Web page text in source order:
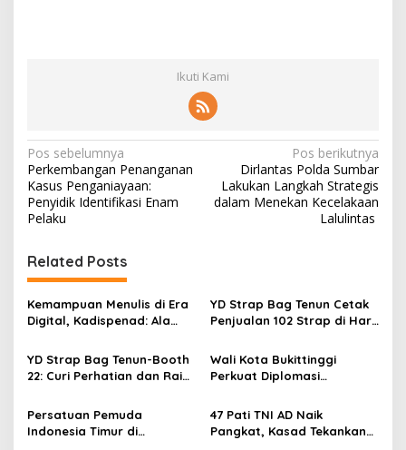
Ikuti Kami
N
a
v
g
a
s
p
o
s
Pos sebelumnya
Perkembangan Penanganan
Kasus Penganiayaan:
Penyidik Identifikasi Enam
Pelaku
Pos berikutnya
Dirlantas Polda Sumbar
Lakukan Langkah Strategis
dalam Menekan Kecelakaan
Lalulintas
Related Posts
Kemampuan Menulis di Era
Digital, Kadispenad: Ala
YD Strap Bag Tenun Cetak
Penjualan 102 Strap di Hari
2026, Bukti Wastra
Nusantara Kian Digemari
YD Strap Bag Tenun-Booth
22: Curi Perhatian dan Raih
Memandang Wastra
dengan Citra Nan Anggun
Wali Kota Bukittinggi
Perkuat Diplomasi
Dubes Belanda dan Jerman
Sukseskan 100 Tahun Jam
Gadang
Persatuan Pemuda
Indonesia Timur di
47 Pati TNI AD Naik
Pangkat, Kasad Tekankan